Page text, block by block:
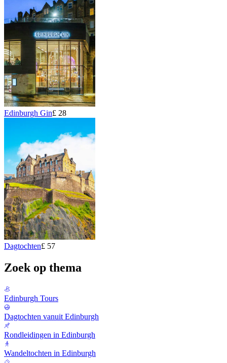
Edinburgh Gin£ 28
Dagtochten£ 57
Zoek op thema
Edinburgh Tours
Dagtochten vanuit Edinburgh
Rondleidingen in Edinburgh
Wandeltochten in Edinburgh